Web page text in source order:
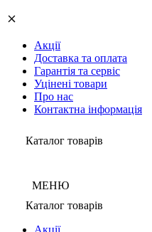
Акції
Доставка та оплата
Гарантія та сервіс
Уцінені товари
Про нас
Контактна інформація
Каталог товарів
МЕНЮ
Каталог товарів
Акції